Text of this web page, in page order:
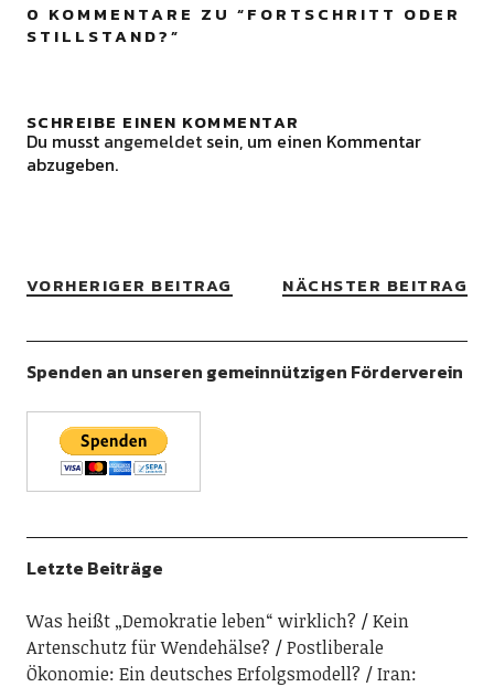
0 KOMMENTARE ZU “FORTSCHRITT ODER
STILLSTAND?”
SCHREIBE EINEN KOMMENTAR
Du musst angemeldetsein, um einen Kommentar
abzugeben.
VORHERIGER BEITRAG NÄCHSTER BEITRAG
Spenden an unseren gemeinnützigen Förderverein
Letzte Beiträge
Was heißt „Demokratie leben“ wirklich?
Kein
Artenschutz für Wendehälse?
Postliberale
Ökonomie: Ein deutsches Erfolgsmodell?
Iran: